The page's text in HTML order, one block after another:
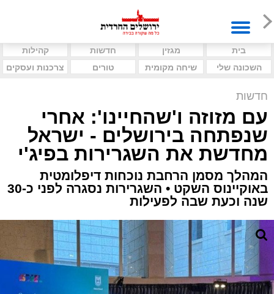
בית מגזין חדשות
קהילות
השכונה שלי
שיחה מקומית טורים צרכנות ועסקים
חדשות
עם מזוזה ו'שהחיינו': אחרי
שנפתחה בירושלים - ישראל
מחדשת את השגרירות בפיג'י
המהלך מסמן הרחבת נוכחות דיפלומטית
באוקיינוס השקט • השגרירות נסגרה לפני כ-30
שנה וכעת שבה לפעילות